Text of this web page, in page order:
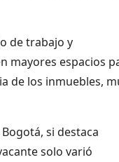
de trabajo y
mayores espacios
de los inmuebles,
si destaca
solo varió